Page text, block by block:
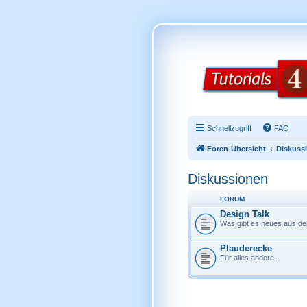
Schnellzugriff FAQ
Foren-Übersicht
Diskussionen
FORUM
Design Talk
Was gibt es neues aus
Plauderecke
Für alles andere...